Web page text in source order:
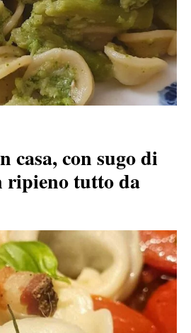
con sugo di
ripieno tutto da